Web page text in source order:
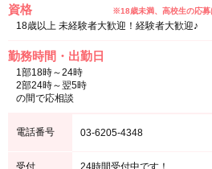
資格 ※18歳未満、高校生の応募
18歳以上 未経験者大歓迎！経験者大歓迎♪
勤務時間・出勤日
1部18時～24時
2部24時～翌5時
の間で応相談
電話番号 03-6205-4348
受付 24時間受付中です！